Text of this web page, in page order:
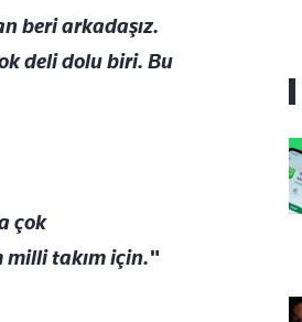
beri arkadaşız.
deli dolu biri. Bu
çok
milli takım için."